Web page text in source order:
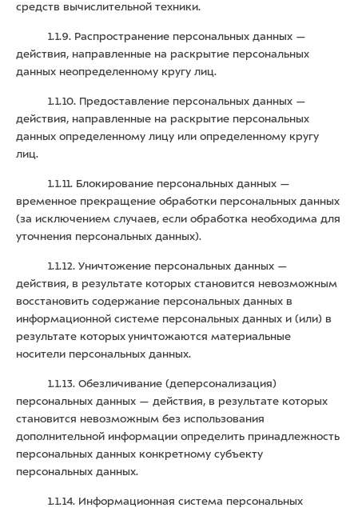
средств вычислительной техники.
1.1.9. Распространение персональных данных —
действия, направленные на раскрытие персональных
данных неопределенному кругу лиц.
1.1.10. Предоставление персональных данных —
действия, направленные на раскрытие персональных
данных определенному лицу или определенному кругу
лиц.
1.1.11. Блокирование персональных данных —
временное прекращение обработки персональных данных
(за исключением случаев, если обработка необходима для
уточнения персональных данных).
1.1.12. Уничтожение персональных данных —
действия, в результате которых становится невозможным
восстановить содержание персональных данных в
информационной системе персональных данных и (или) в
результате которых уничтожаются материальные
носители персональных данных.
1.1.13. Обезличивание (деперсонализация)
персональных данных — действия, в результате которых
становится невозможным без использования
дополнительной информации определить принадлежность
персональных данных конкретному субъекту
персональных данных.
1.1.14. Информационная система персональных